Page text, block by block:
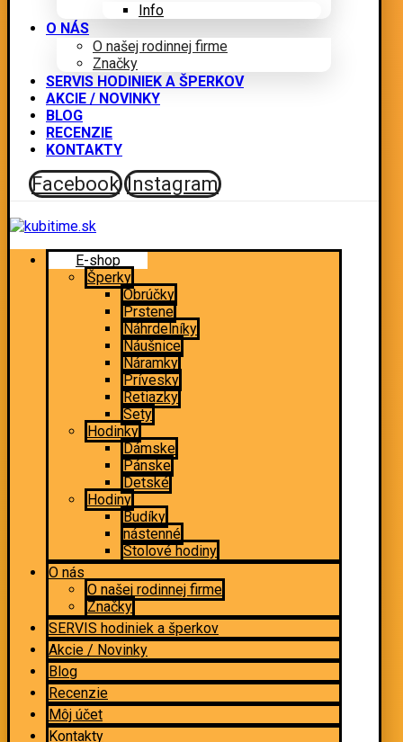
Info
O NÁS
O našej rodinnej firme
Značky
SERVIS HODINIEK A ŠPERKOV
AKCIE / NOVINKY
BLOG
RECENZIE
KONTAKTY
Facebook Instagram
E-shop
Šperky
Obrúčky
Prstene
Náhrdelníky
Náušnice
Náramky
Prívesky
Retiazky
Sety
Hodinky
Dámske
Pánske
Detské
Hodiny
Budíky
nástenné
Stolové hodiny
O nás
O našej rodinnej firme
Značky
SERVIS hodiniek a šperkov
Akcie / Novinky
Blog
Recenzie
Môj účet
Kontakty